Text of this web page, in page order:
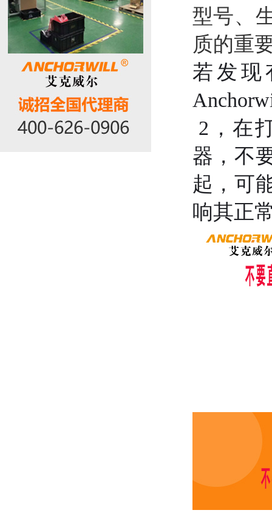
型号、
质的重
若发现
2 ，在
器，不
起，可
响其正